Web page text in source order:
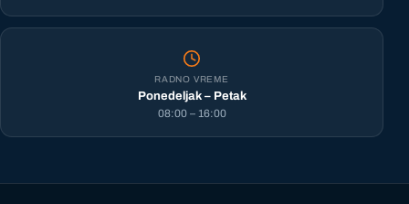
RADNO VREME
Ponedeljak – Petak
08:00 – 16:00